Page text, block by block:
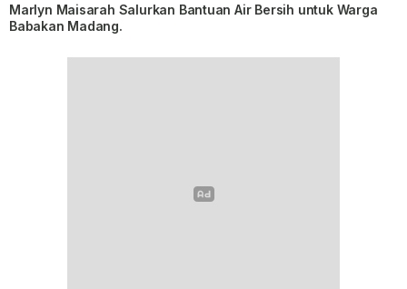
Marlyn Maisarah Salurkan Bantuan Air Bersih untuk Warga
Babakan Madang.